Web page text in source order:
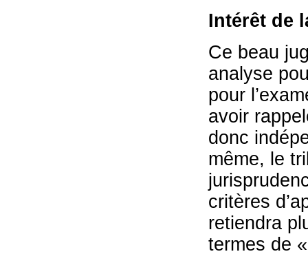
Intérêt de
Ce beau
analyse
pour
avoir
donc
même, le
critères
retiendra
termes de